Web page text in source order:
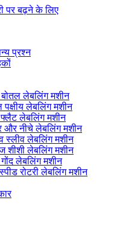
पर बढ़ने के लिए
प्रश्न
लेबलिंग मशीन
लेबलिंग मशीन
फ्लैट लेबलिंग मशीन
और नीचे लेबलिंग मशीन
स्लीव लेबलिंग मशीन
शीशी लेबलिंग मशीन
लेबलिंग मशीन
रोटरी लेबलिंग मशीन